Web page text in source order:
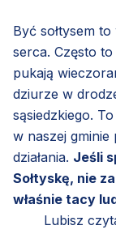
Być sołtysem
serca. Często
pukają
dziurze w
sąsiedzkiego.
w naszej gminie
działania. Jeśli
Sołtyskę, nie
właśnie tacy
Lubisz